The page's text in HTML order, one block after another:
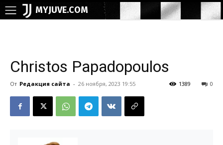
MYJUVE.COM
Christos Papadopoulos
От Редакция сайта - 26 ноября, 2023 19:55 0
1389